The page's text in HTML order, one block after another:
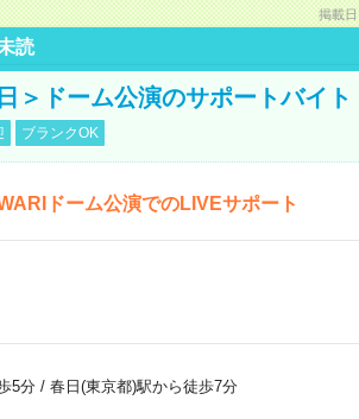
掲載
読
＞ドーム公演のサポートバイト
ブランクOK
ドーム公演でのLIVEサポート
5分/ 春日(東京都)駅から徒歩7分